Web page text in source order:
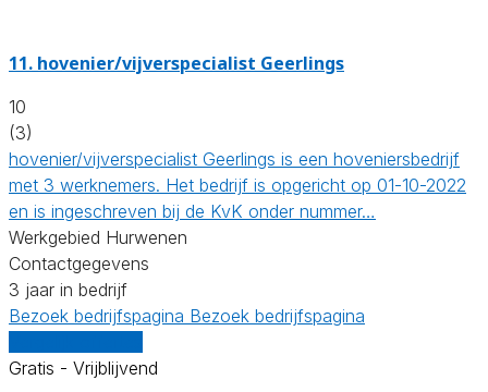
11. hovenier/vijverspecialist Geerlings
10
(3)
hovenier/vijverspecialist Geerlings is een hoveniersbedrijf
met 3 werknemers. Het bedrijf is opgericht op 01-10-2022
en is ingeschreven bij de KvK onder nummer…
Werkgebied Hurwenen
Contactgegevens
3 jaar in bedrijf
Bezoek bedrijfspagina Bezoek bedrijfspagina
Gratis - Vrijblijvend